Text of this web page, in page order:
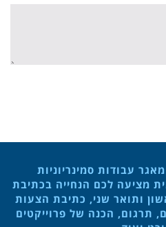
עבודות סמינריוניות
מציעה לכם הנחייה בכתיבת
ותואר שני, כתיבת הצעות
תרגום, הכנה של פרוייקטים